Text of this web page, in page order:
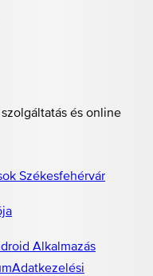
és online
Székesfehérvár
Alkalmazás
Adatkezelési